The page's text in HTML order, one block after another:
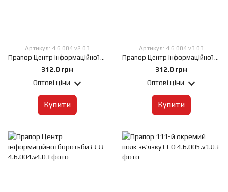
Артикул: 4.6.004.v2.03
Прапор Центр інформаційної боротьби ССО жовто-синій, 60х90 см, Штучний шовк 50 г/м², Сублімаційний друк, односторонній, Кишеня під древко зліва
312.0 грн
Оптові ціни
Купити
Артикул: 4.6.004.v3.03
Прапор Центр інформаційної боротьби ССО червоно-чорний, 60х90 см, Штучний шовк 50 г/м², Сублімаційний друк, односторонній, Кишеня під древко зліва
312.0 грн
Оптові ціни
Купити